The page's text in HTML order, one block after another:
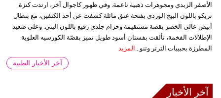
الأصفر الزبدي ومجوهرات ذهبية ناعمة. وفي ظهور كاجوال آخر، ارتدت كنزة
تريكو باللون البيج الوردي بفتحة عنق مائلة كشفت عن أحد الكتفين، مع بنطال
أبيض عالي الخصر بقصة مستقيمة وحزام جلدي رفيع باللون البني. وعلى صعيد
الإطلالات الفخمة، تألقت بفستان أسود طويل تميز بقصّة الكورسيه العلوية
المطرزة بحبيبات الترتر وتنو...
المزيد
آخر الأخبار الطبية
آخر الأخبار